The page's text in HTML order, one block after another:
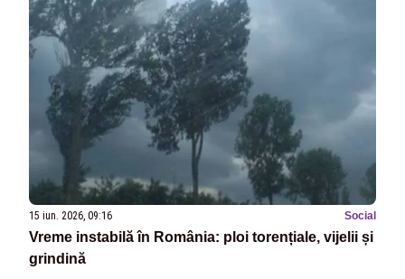
15 iun. 2026, 09:16 Social
Vreme instabilă în România: ploi torențiale, vijelii și
grindină